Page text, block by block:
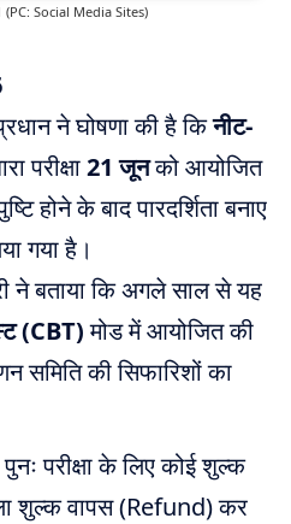
Social Media Sites)
ने घोषणा की है किनीट-
परीक्षा21 जूनको आयोजित
होने के बाद पारदर्शिता बनाए
गया है।
ने बताया कि अगले साल से यह
(CBT)मोड में आयोजित की
समिति की सिफारिशों का
परीक्षा के लिए कोई शुल्क
शुल्क वापस (Refund) कर